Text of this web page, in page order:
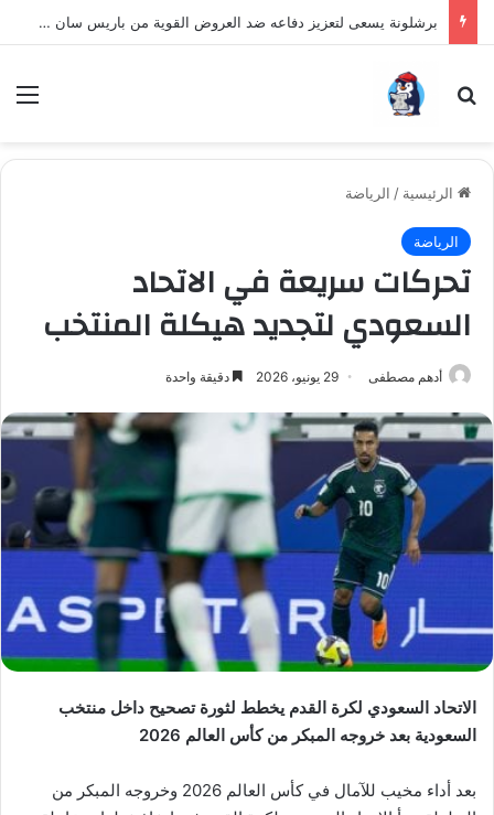
برشلونة يسعى لتعزيز دفاعه ضد العروض القوية من باريس سان جيرمان لنجم الأرجنتين
بحث عن
الرئيسية / الرياضة
الرياضة
تحركات سريعة في الاتحاد
السعودي لتجديد هيكلة المنتخب
أدهم مصطفى 29 يونيو، 2026 دقيقة واحدة
الاتحاد السعودي لكرة القدم يخطط لثورة تصحيح داخل منتخب
السعودية بعد خروجه المبكر من كأس العالم 2026
بعد أداء مخيب للآمال في كأس العالم 2026 وخروجه المبكر من